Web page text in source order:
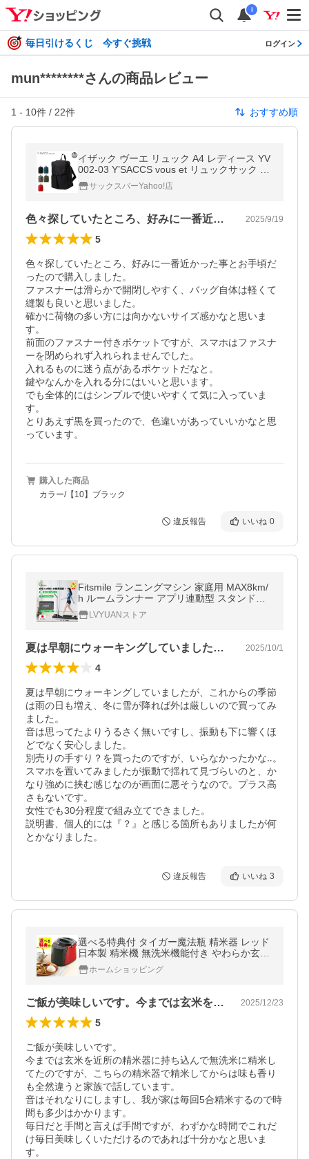
i
毎日引けるくじ 今すぐ挑戦 ログイン
mun********さんの商品レビュー
1 - 10件 / 22件 おすすめ順
イザック ヴーエ リュック A4 レディース YV
002-03 Y’SACCS vous et リュックサック デ
イパック バックパック
サックスバーYahoo!店
色々探していたところ、好みに一番近かっ… 2025/9/19
5
色々探していたところ、好みに一番近かった事とお手頃だ
ったので購入しました。
ファスナーは滑らかで開閉しやすく、バッグ自体は軽くて
縫製も良いと思いました。
確かに荷物の多い方には向かないサイズ感かなと思いま
す。
前面のファスナー付きポケットですが、スマホはファスナ
ーを閉められず入れられませんでした。
入れるものに迷う点があるポケットだなと。
鍵やなんかを入れる分にはいいと思います。
でも全体的にはシンプルで使いやすくて気に入っていま
す。
とりあえず黒を買ったので、色違いがあっていいかなと思
っています。
購入した商品
カラー/【10】ブラック
違反報告 いいね 0
Fitsmile ランニングマシン 家庭用 MAX8km/
h ルームランナー アプリ連動型 スタンド付
き 静音 最大荷重120kg 組み立て不要 専用ア
プリ対応 折り畳み 1年保証
LVYUANストア
夏は早朝にウォーキングしていましたが、… 2025/10/1
4
夏は早朝にウォーキングしていましたが、これからの季節
は雨の日も増え、冬に雪が降れば外は厳しいので買ってみ
ました。
音は思ってたよりうるさく無いですし、振動も下に響くほ
どでなく安心しました。
別売りの手すり？を買ったのですが、いらなかったかな‥。
スマホを置いてみましたが振動で揺れて見づらいのと、か
なり強めに挟む感じなのが画面に悪そうなので。プラス高
さもないです。
女性でも30分程度で組み立てできました。
説明書、個人的には『？』と感じる箇所もありましたが何
とかなりました。
違反報告 いいね 3
選べる特典付 タイガー魔法瓶 精米器 レッド
日本製 精米機 無洗米機能付き やわらか玄米
家庭用 RSF-A100-R（ラッピング不可）
ホームショッピング
ご飯が美味しいです。今までは玄米を近所… 2025/12/23
5
ご飯が美味しいです。
今までは玄米を近所の精米器に持ち込んで無洗米に精米し
てたのですが、こちらの精米器で精米してからは味も香り
も全然違うと家族で話しています。
音はそれなりにしますし、我が家は毎回5合精米するので時
間も多少はかかります。
毎日だと手間と言えば手間ですが、わずかな時間でこれだ
け毎日美味しくいただけるのであれば十分かなと思いま
す。